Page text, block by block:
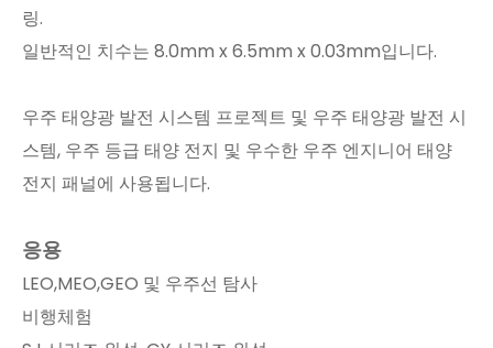
링.
일반적인 치수는 8.0mm x 6.5mm x 0.03mm입니다.
우주 태양광 발전 시스템 프로젝트 및 우주 태양광 발전 시
스템, 우주 등급 태양 전지 및 우수한 우주 엔지니어 태양
전지 패널에 사용됩니다.
응용
LEO,MEO,GEO 및 우주선 탐사
비행체험